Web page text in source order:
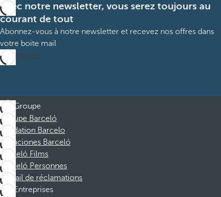
Avec notre newsletter, vous serez toujours au
courant de tout
Abonnez-vous à notre newsletter et recevez nos offres dans
votre boite mail
M’abonner
Groupe
Groupe Barceló
Fondation Barcelo
Vacaciones Barceló
Barceló Films
Barceló Personnes
Portail de réclamations
Entreprises